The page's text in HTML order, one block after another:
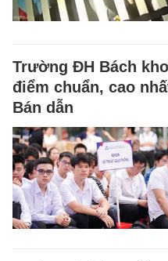
Trường ĐH Bách
điểm chuẩn, cao
Bán dẫn